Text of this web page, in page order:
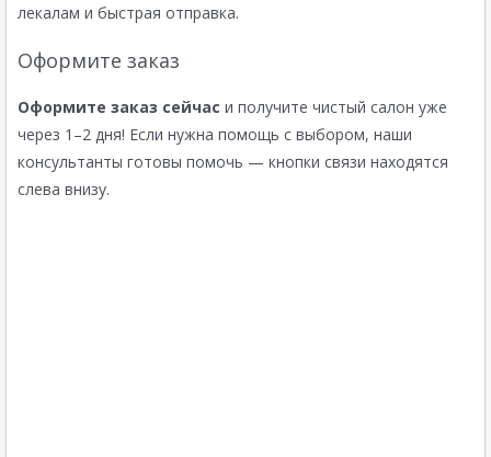
лекалам и быстрая отправка.
Оформите заказ
Оформите заказ сейчас и получите чистый салон уже
через 1–2 дня! Если нужна помощь с выбором, наши
консультанты готовы помочь — кнопки связи находятся
слева внизу.